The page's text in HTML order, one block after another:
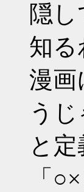
隠
知る
漫画
うじ
と
「